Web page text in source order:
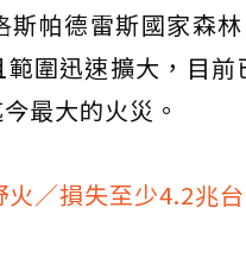
斯帕德雷斯國家
範圍迅速擴大，目
最大的火災。
／損失至少4.2兆